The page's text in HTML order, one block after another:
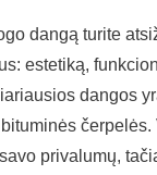
dangą turite
estetiką,
dangos
čerpelės.
privalumų,